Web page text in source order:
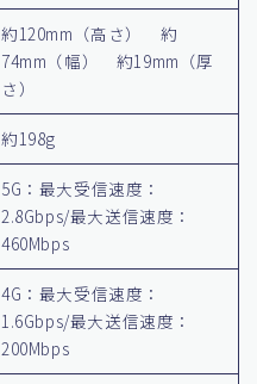
約120mm（高さ） 約
74mm（幅） 約19mm（厚
さ）
約198g
5G：最大受信速度：
2.8Gbps/最大送信速度：
460Mbps
4G：最大受信速度：
1.6Gbps/最大送信速度：
200Mbps